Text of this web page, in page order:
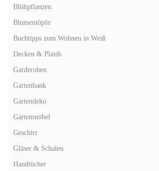
Blühpflanzen
Blumentöpfe
Buchtipps zum Wohnen in Weiß
Decken & Plaids
Garderoben
Gartenbank
Gartendeko
Gartenmöbel
Geschirr
Gläser & Schalen
Handtücher